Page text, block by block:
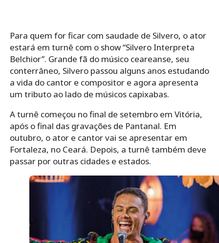
Para quem for ficar com saudade de Silvero, o ator
estará em turnê com o show “Silvero Interpreta
Belchior”. Grande fã do músico ceareanse, seu
conterrâneo, Silvero passou alguns anos estudando
a vida do cantor e compositor e agora apresenta
um tributo ao lado de músicos capixabas.
A turnê começou no final de setembro em Vitória,
após o final das gravações de Pantanal. Em
outubro, o ator e cantor vai se apresentar em
Fortaleza, no Ceará. Depois, a turnê também deve
passar por outras cidades e estados.